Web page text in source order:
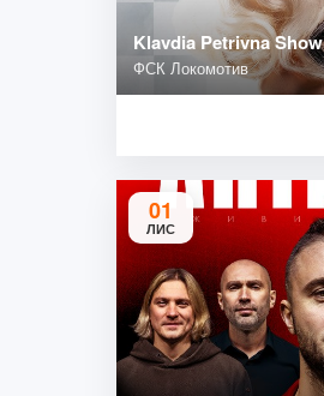
Klavdia Petrivna Show
ФСК Локомотив
01
ЛИС